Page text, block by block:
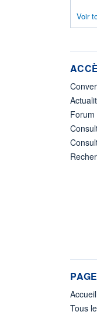
Voir
Forum
Tous